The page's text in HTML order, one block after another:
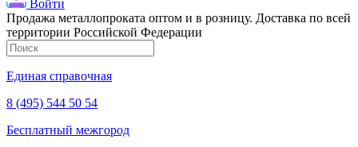
Войти
Продажа металлопроката оптом и в розницу. Доставка по всей
территории Российской Федерации
Единая справочная
8 (495) 544 50 54
Бесплатный межгород